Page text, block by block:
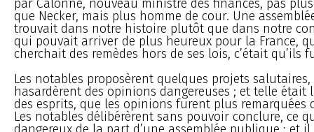
par Calonne, nouveau ministre des finances, pas
que Necker, mais plus homme de cour. Une
trouvait dans notre histoire plutôt que dans notre
qui pouvait arriver de plus heureux pour la France,
cherchait des remèdes hors de ses lois, c’était qu’ils
Les notables proposèrent quelques projets
hasardèrent des opinions dangereuses ; et telle était
des esprits, que les opinions furent plus remarquées
Les notables délibérèrent sans pouvoir conclure, ce